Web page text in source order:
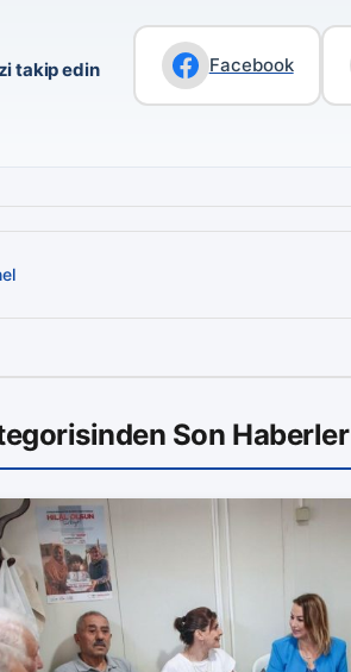
takip edin Facebook
Son Haberler